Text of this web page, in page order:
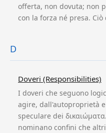
offerta, non dovuta; non
con la forza né presa. Ciò
D
Doveri (Responsibilities)
I doveri che seguono
agire, dall'autoproprietà
speculare dei
nominano confini che